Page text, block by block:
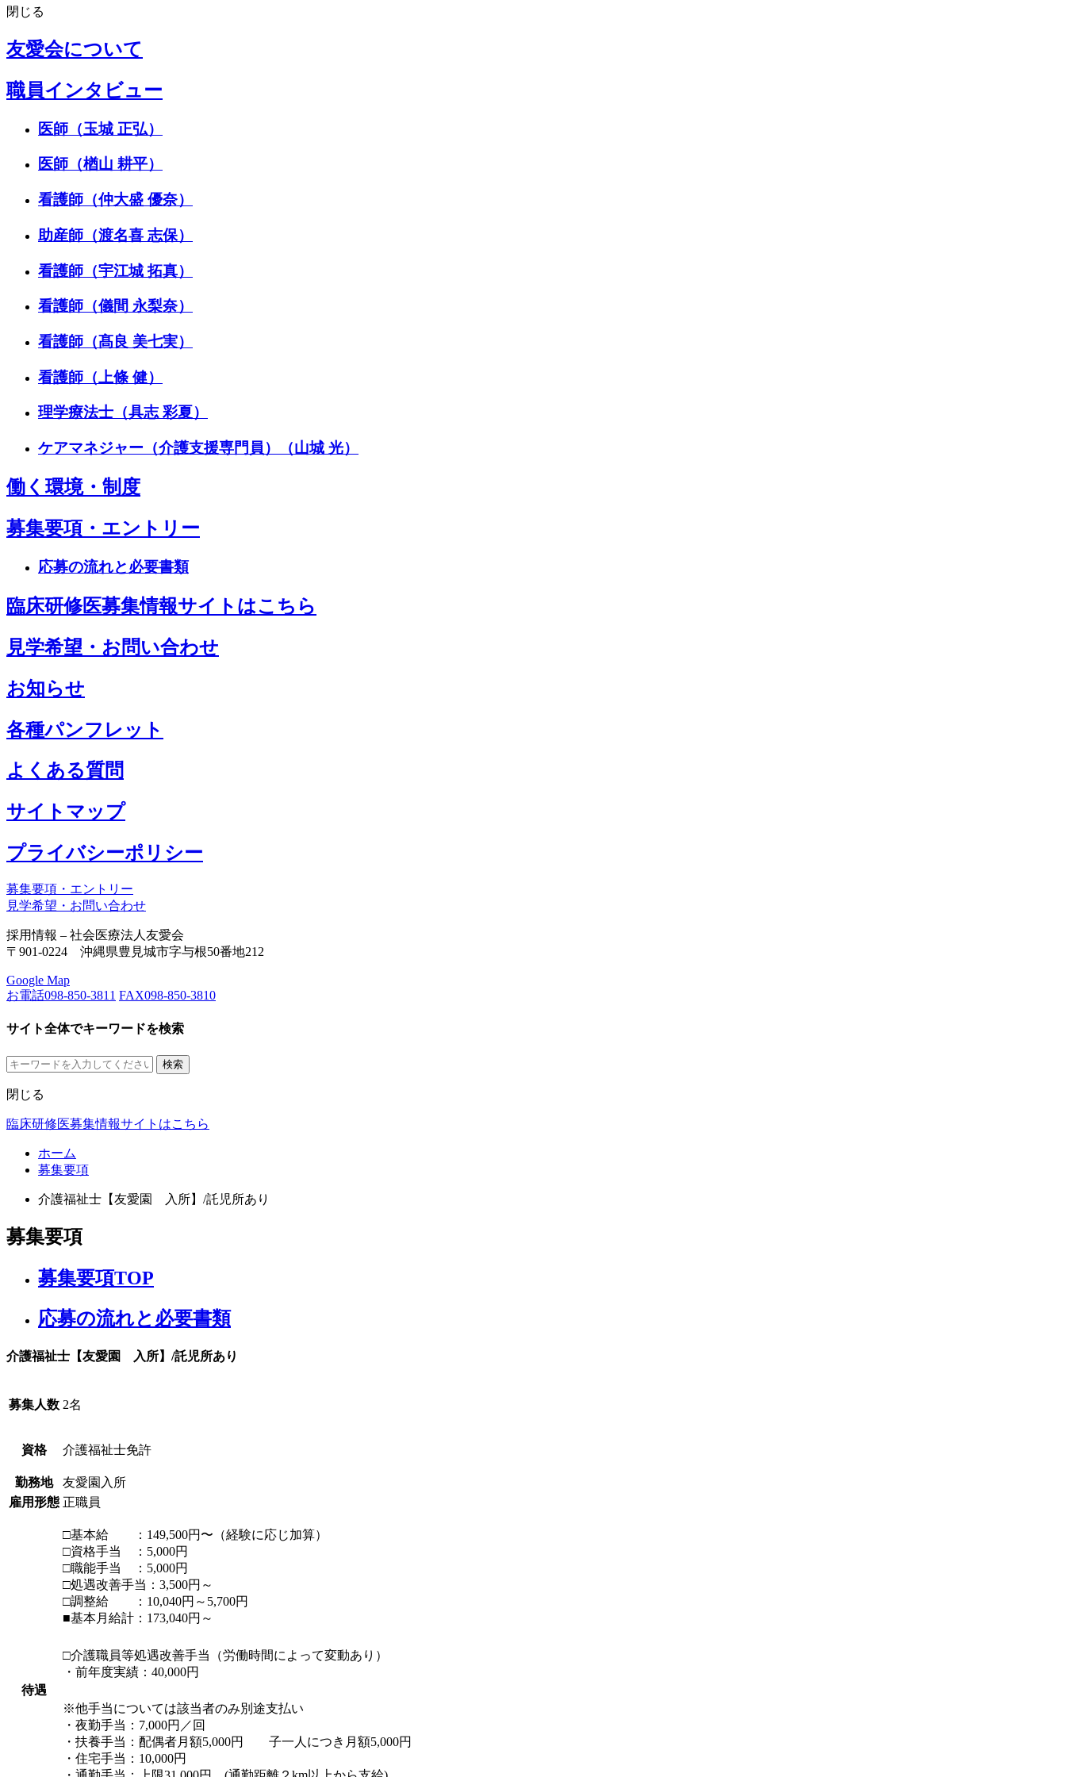
閉じる
友愛会について
職員インタビュー
医師（玉城 正弘）
医師（楢山 耕平）
看護師（仲大盛 優奈）
助産師（渡名喜 志保）
看護師（宇江城 拓真）
看護師（儀間 永梨奈）
看護師（髙良 美七実）
看護師（上條 健）
理学療法士（具志 彩夏）
ケアマネジャー（介護支援専門員）（山城 光）
働く環境・制度
募集要項・エントリー
応募の流れと必要書類
臨床研修医募集情報サイトはこちら
見学希望・お問い合わせ
お知らせ
各種パンフレット
よくある質問
サイトマップ
プライバシーポリシー
募集要項・エントリー
見学希望・お問い合わせ
採用情報 – 社会医療法人友愛会
〒901-0224 沖縄県豊見城市字与根50番地212
Google Map
お電話098-850-3811 FAX098-850-3810
サイト全体でキーワードを検索
検索
閉じる
臨床研修医募集情報サイトはこちら
ホーム
募集要項
介護福祉士【友愛園 入所】/託児所あり
募集要項
募集要項TOP
応募の流れと必要書類​
介護福祉士【友愛園 入所】/託児所あり
募集人数 2名
資格 介護福祉士免許
勤務地
友愛園入所
雇用形態 正職員
待遇
□基本給 ：149,500円〜（経験に応じ加算）
□資格手当 ：5,000円
□職能手当 ：5,000円
□処遇改善手当：3,500円～
□調整給 ：10,040円～5,700円
■基本月給計：173,040円～
□介護職員等処遇改善手当（労働時間によって変動あり）
・前年度実績：40,000円
※他手当については該当者のみ別途支払い
・夜勤手当：7,000円／回
・扶養手当：配偶者月額5,000円 子一人につき月額5,000円
・住宅手当：10,000円